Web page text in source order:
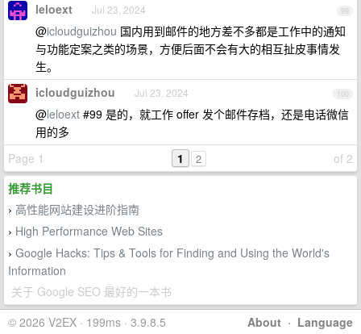
99
leloext Jul 23, 2024
@icloudguizhou 国内用到邮件的地方差不多都是工作中的通知
与功能定案之类的场景，方便后面不会有大的相互扯皮事情发
生。
100
icloudguizhou Jul 23, 2024
@leloext #99 是的，就工作 offer 发个邮件存档，还是电话微信
用的多
Page 1
of 2
1 2
推荐书目
› 高性能网站建设进阶指南
› High Performance Web Sites
› Google Hacks: Tips & Tools for Finding and Using the World's
Information
关于 Google SEO 最好的一本书
About · Language
© 2026 V2EX · 199ms · 3.9.8.5